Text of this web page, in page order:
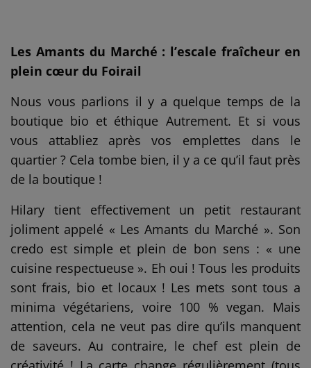
Les Amants du Marché : l’escale fraîcheur en
plein cœur du Foirail
Nous vous parlions il y a quelque temps de la
boutique bio et éthique Autrement. Et si vous
vous attabliez après vos emplettes dans le
quartier ? Cela tombe bien, il y a ce qu’il faut près
de la boutique !
Hilary tient effectivement un petit restaurant
joliment appelé « Les Amants du Marché ». Son
credo est simple et plein de bon sens : « une
cuisine respectueuse ». Eh oui ! Tous les produits
sont frais, bio et locaux ! Les mets sont tous a
minima végétariens, voire 100 % vegan. Mais
attention, cela ne veut pas dire qu’ils manquent
de saveurs. Au contraire, le chef est plein de